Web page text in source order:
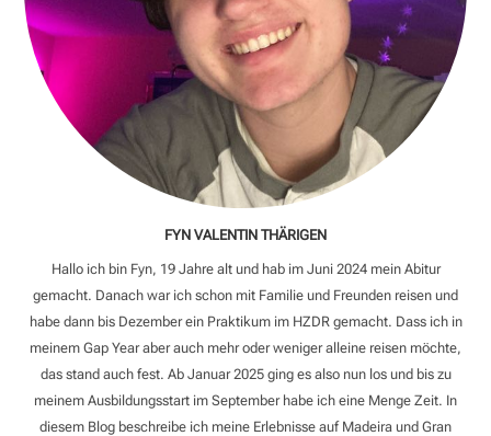
FYN VALENTIN THÄRIGEN
Hallo ich bin Fyn, 19 Jahre alt und hab im Juni 2024 mein Abitur
gemacht. Danach war ich schon mit Familie und Freunden reisen und
habe dann bis Dezember ein Praktikum im HZDR gemacht. Dass ich in
meinem Gap Year aber auch mehr oder weniger alleine reisen möchte,
das stand auch fest. Ab Januar 2025 ging es also nun los und bis zu
meinem Ausbildungsstart im September habe ich eine Menge Zeit. In
diesem Blog beschreibe ich meine Erlebnisse auf Madeira und Gran